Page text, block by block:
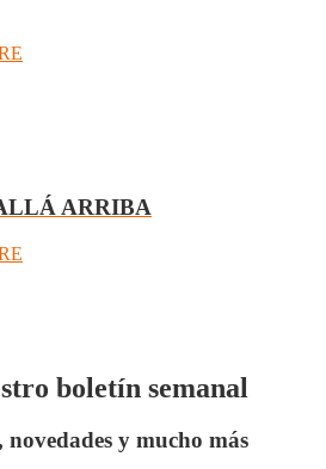
ARRIBA
boletín semanal
novedades y mucho más